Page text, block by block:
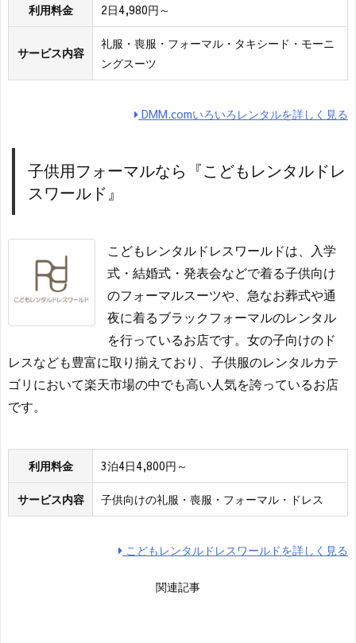
利用料金 2日4,980円～
サービス内容
礼服・喪服・フォーマル・タキシード・モーニ
ングスーツ
DMM.comいろいろレンタルを詳しく見る
子供用フォーマルなら『こどもレンタルドレ
スワールド』
こどもレンタルドレスワールドは、入学
式・結婚式・発表会などで着る子供向け
のフォーマルスーツや、急なお葬式や通
夜に着るブラックフォーマルのレンタル
を行っているお店です。女の子向けのド
レスなども豊富に取り揃えており、子供服のレンタルカテ
ゴリにおいて楽天市場の中でも高い人気を誇っているお店
です。
利用料金 3泊4日4,800円～
サービス内容 子供向けの礼服・喪服・フォーマル・ドレス
こどもレンタルドレスワールドを詳しく見る
関連記事